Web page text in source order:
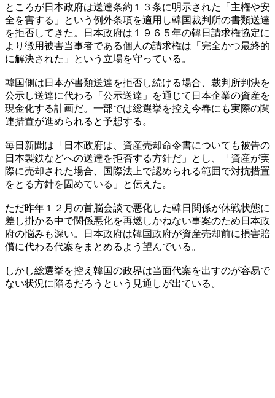
ところが日本政府は送達条約１３条に明示された「主権や安
全を害する」という例外条項を適用し韓国裁判所の書類送達
を拒否してきた。日本政府は１９６５年の韓日請求権協定に
より徴用被害当事者である個人の請求権は「完全かつ最終的
に解決された」という立場を守っている。
韓国側は日本が書類送達を拒否し続ける場合、裁判所判決を
公示し送達に代わる「公示送達」を通じて日本企業の資産を
現金化する計画だ。一部では総選挙を控え今春にも実際の関
連措置が進められると予想する。
毎日新聞は「日本政府は、資産売却命令書についても被告の
日本製鉄などへの送達を拒否する方針だ」とし、「資産が実
際に売却された場合、国際法上で認められる範囲で対抗措置
をとる方針を固めている」と伝えた。
ただ昨年１２月の首脳会談で悪化した韓日関係が休戦状態に
差し掛かる中で関係悪化を再燃しかねない事案のため日本政
府の悩みも深い。日本政府は韓国政府が資産売却前に損害賠
償に代わる代案をまとめるよう望んでいる。
しかし総選挙を控え韓国の政界は当面代案を出すのが容易で
ない状況に陥るだろうという見通しが出ている。